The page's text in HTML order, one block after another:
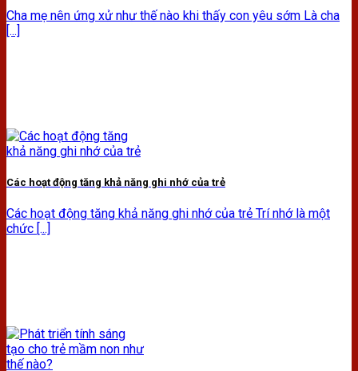
Cha mẹ nên ứng xử như thế nào khi thấy con yêu sớm Là cha
[...]
Các hoạt động tăng khả năng ghi nhớ của trẻ
Các hoạt động tăng khả năng ghi nhớ của trẻ Trí nhớ là một
chức [...]